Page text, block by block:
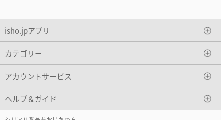
isho.jpアプリ
カテゴリー
アカウントサービス
ヘルプ＆ガイド